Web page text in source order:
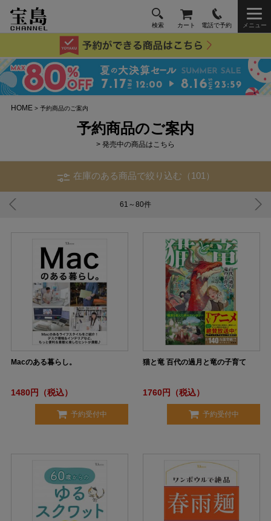
検索 カート 電話で予約 メニュー
HOME > 予約商品のご案内
予約商品のご案内
> 発売中の商品はこちら
在庫のある商品で絞り込む（101）
61～80件
Macのある暮らし。
1480円（税込）
予約受付中
猫と竜 百代の過月と竜の子育て
1760円（税込）
予約受付中